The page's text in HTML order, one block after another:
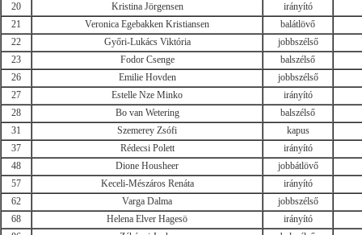
20
Kristina Jörgensen
irányító
21
Veronica Egebakken Kristiansen
balátlövő
22
Győri-Lukács Viktória
jobbszélső
23
Fodor Csenge
balszélső
26
Emilie Hovden
jobbszélső
27
Estelle Nze Minko
irányító
28
Bo van Wetering
balszélső
31
Szemerey Zsófi
kapus
37
Rédecsi Polett
irányító
48
Dione Housheer
jobbátlövő
57
Keceli-Mészáros Renáta
irányító
62
Varga Dalma
jobbszélső
68
Helena Elver Hagesö
irányító